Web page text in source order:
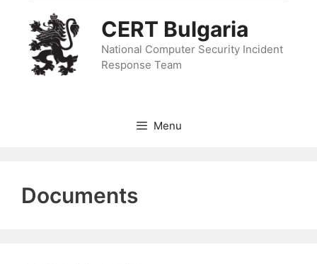
CERT Bulgaria
National Computer Security Incident
Response Team
Menu
Documents